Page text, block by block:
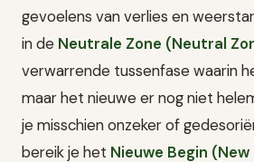
gevoelens van verlies en
in de Neutrale Zone (Neutral
verwarrende tussenfase waarin
maar het nieuwe er nog niet
je misschien onzeker of
bereik je het Nieuwe Begin